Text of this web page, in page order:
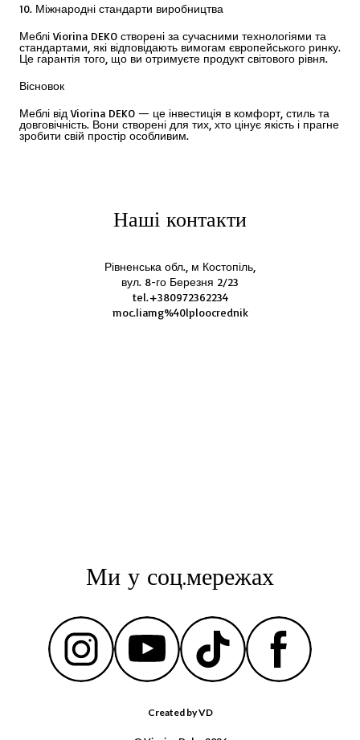
10. Міжнародні стандарти виробництва
Меблі Viorina DEKO створені за сучасними технологіями та
стандартами, які відповідають вимогам європейського ринку.
Це гарантія того, що ви отримуєте продукт світового рівня.
Вісновок
Меблі від Viorina DEKO — це інвестиція в комфорт, стиль та
довговічність. Вони створені для тих, хто цінує якість і прагне
зробити свій простір особливим.
Наші контакти
Рівненська обл., м Костопіль,
вул. 8-го Березня 2/23
tel.+380972362234
moc.liamg%40lploocrednik
Ми у соц.мережах
Created by VD